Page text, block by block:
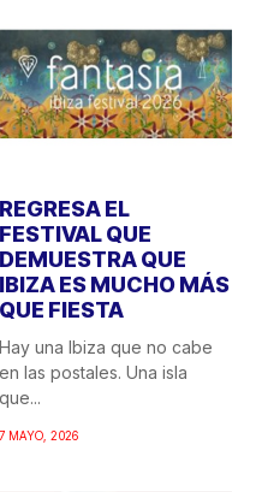
REGRESA EL
FESTIVAL QUE
DEMUESTRA QUE
IBIZA ES MUCHO MÁS
QUE FIESTA
Hay una Ibiza que no cabe
en las postales. Una isla
que...
7 MAYO, 2026